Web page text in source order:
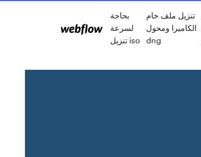
بحاجة
لسرعة
تنزيل iso
تنزيل ملف خام
الكاميرا ومحول
dng